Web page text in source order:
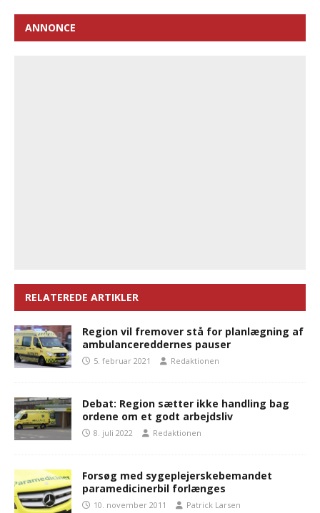
ANNONCE
RELATEREDE ARTIKLER
Region vil fremover stå for planlægning af
ambulancereddernes pauser
5. februar 2021 Redaktionen
Debat: Region sætter ikke handling bag
ordene om et godt arbejdsliv
8. juli 2022 Redaktionen
Forsøg med sygeplejerskebemandet
paramedicinerbil forlænges
10. november 2011 Patrick Larsen